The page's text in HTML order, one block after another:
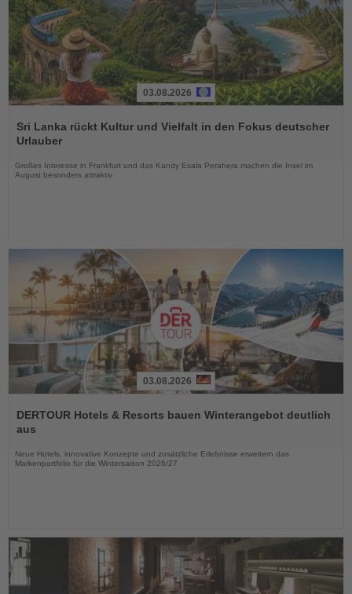
Sie
die
03.08.2026
Sri Lanka rückt Kultur und Vielfalt in den Fokus deutscher
Urlauber
Großes Interesse in Frankfurt und das Kandy Esala Perahera machen die Insel im
August besonders attraktiv
Sie
die
03.08.2026
DERTOUR Hotels & Resorts bauen Winterangebot deutlich
aus
Neue Hotels, innovative Konzepte und zusätzliche Erlebnisse erweitern das
Markenportfolio für die Wintersaison 2026/27